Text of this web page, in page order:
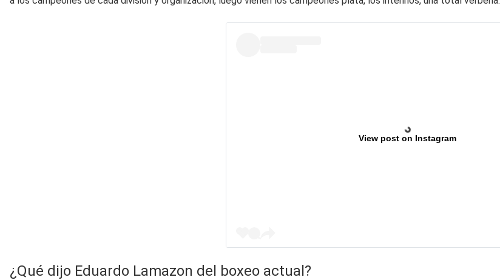
View post on Instagram
¿Qué dijo Eduardo Lamazon del boxeo actual?